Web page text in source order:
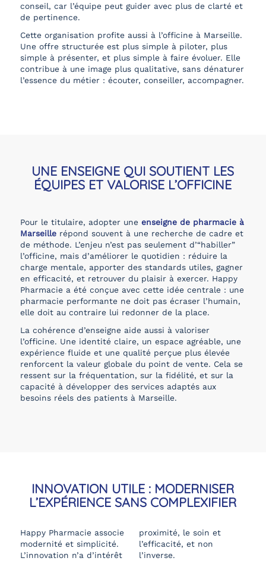
conseil, car l’équipe peut guider avec plus de clarté et
de pertinence.
Cette organisation profite aussi à l’officine à Marseille.
Une offre structurée est plus simple à piloter, plus
simple à présenter, et plus simple à faire évoluer. Elle
contribue à une image plus qualitative, sans dénaturer
l’essence du métier : écouter, conseiller, accompagner.
UNE ENSEIGNE QUI SOUTIENT LES
ÉQUIPES ET VALORISE L’OFFICINE
Pour le titulaire, adopter une enseigne de pharmacie à
Marseillerépond souvent à une recherche de cadre et
de méthode. L’enjeu n’est pas seulement d’“habiller”
l’officine, mais d’améliorer le quotidien : réduire la
charge mentale, apporter des standards utiles, gagner
en efficacité, et retrouver du plaisir à exercer. Happy
Pharmacie a été conçue avec cette idée centrale : une
pharmacie performante ne doit pas écraser l’humain,
elle doit au contraire lui redonner de la place.
La cohérence d’enseigne aide aussi à valoriser
l’officine. Une identité claire, un espace agréable, une
expérience fluide et une qualité perçue plus élevée
renforcent la valeur globale du point de vente. Cela se
ressent sur la fréquentation, sur la fidélité, et sur la
capacité à développer des services adaptés aux
besoins réels des patients à Marseille.
INNOVATION UTILE : MODERNISER
L’EXPÉRIENCE SANS COMPLEXIFIER
Happy Pharmacie associe
modernité et simplicité.
L’innovation n’a d’intérêt
proximité, le soin et
l’efficacité, et non
l’inverse.